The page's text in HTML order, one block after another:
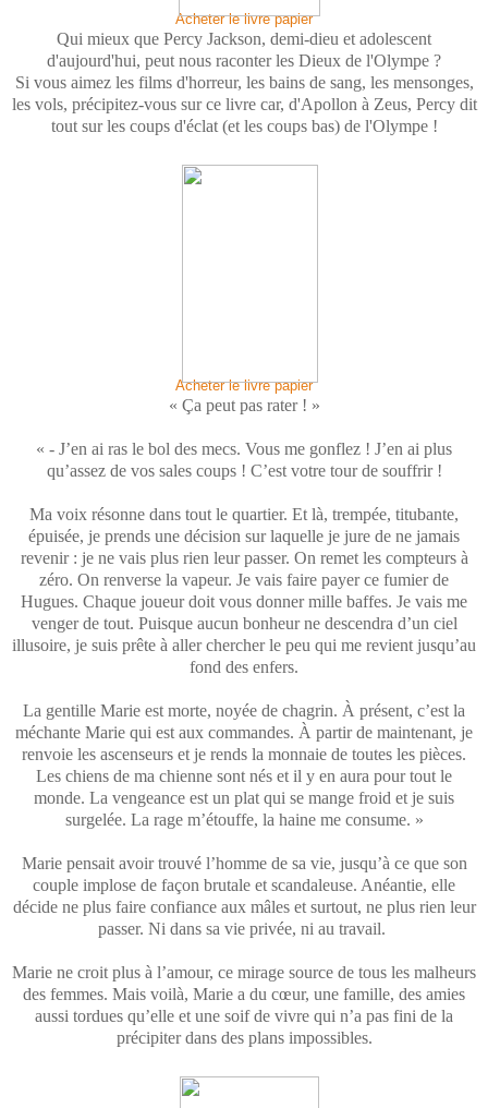
Acheter le livre papier
Qui mieux que Percy Jackson, demi-dieu et adolescent
d'aujourd'hui, peut nous raconter les Dieux de l'Olympe ?
Si vous aimez les films d'horreur, les bains de sang, les mensonges,
les vols, précipitez-vous sur ce livre car, d'Apollon à Zeus, Percy dit
tout sur les coups d'éclat (et les coups bas) de l'Olympe !
Acheter le livre papier
« Ça peut pas rater ! »
« - J’en ai ras le bol des mecs. Vous me gonflez ! J’en ai plus
qu’assez de vos sales coups ! C’est votre tour de souffrir !
Ma voix résonne dans tout le quartier. Et là, trempée, titubante,
épuisée, je prends une décision sur laquelle je jure de ne jamais
revenir : je ne vais plus rien leur passer. On remet les compteurs à
zéro. On renverse la vapeur. Je vais faire payer ce fumier de
Hugues. Chaque joueur doit vous donner mille baffes. Je vais me
venger de tout. Puisque aucun bonheur ne descendra d’un ciel
illusoire, je suis prête à aller chercher le peu qui me revient jusqu’au
fond des enfers.
La gentille Marie est morte, noyée de chagrin. À présent, c’est la
méchante Marie qui est aux commandes. À partir de maintenant, je
renvoie les ascenseurs et je rends la monnaie de toutes les pièces.
Les chiens de ma chienne sont nés et il y en aura pour tout le
monde. La vengeance est un plat qui se mange froid et je suis
surgelée. La rage m’étouffe, la haine me consume. »
Marie pensait avoir trouvé l’homme de sa vie, jusqu’à ce que son
couple implose de façon brutale et scandaleuse. Anéantie, elle
décide ne plus faire confiance aux mâles et surtout, ne plus rien leur
passer. Ni dans sa vie privée, ni au travail.
Marie ne croit plus à l’amour, ce mirage source de tous les malheurs
des femmes. Mais voilà, Marie a du cœur, une famille, des amies
aussi tordues qu’elle et une soif de vivre qui n’a pas fini de la
précipiter dans des plans impossibles.